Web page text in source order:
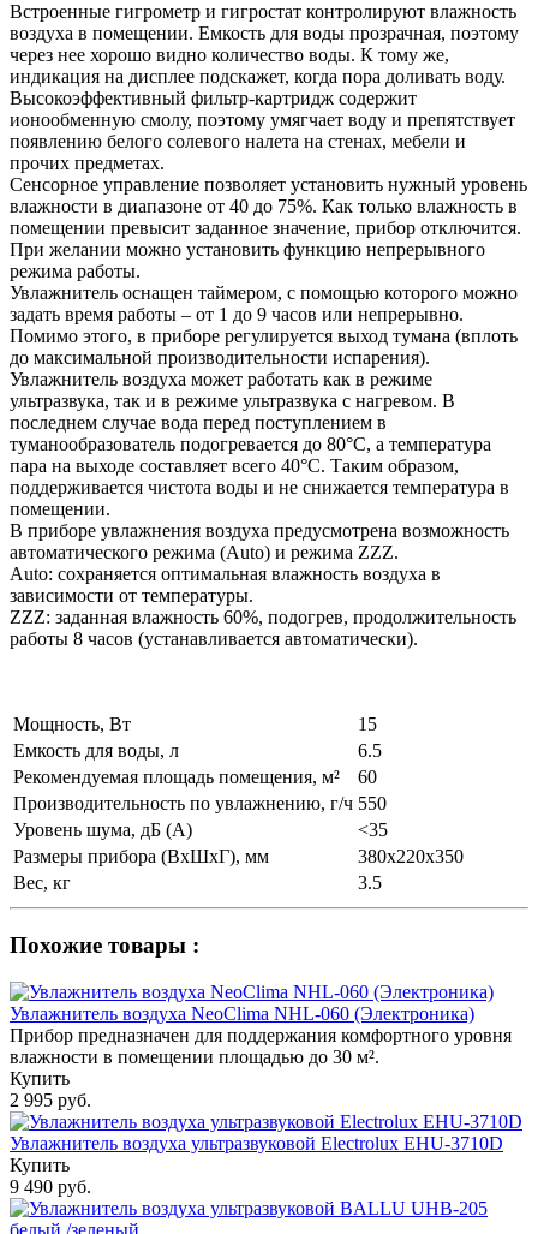
Встроенные гигрометр и гигростат контролируют влажность
воздуха в помещении. Емкость для воды прозрачная, поэтому
через нее хорошо видно количество воды. К тому же,
индикация на дисплее подскажет, когда пора доливать воду.
Высокоэффективный фильтр-картридж содержит
ионообменную смолу, поэтому умягчает воду и препятствует
появлению белого солевого налета на стенах, мебели и
прочих предметах.
Сенсорное управление позволяет установить нужный уровень
влажности в диапазоне от 40 до 75%. Как только влажность в
помещении превысит заданное значение, прибор отключится.
При желании можно установить функцию непрерывного
режима работы.
Увлажнитель оснащен таймером, с помощью которого можно
задать время работы – от 1 до 9 часов или непрерывно.
Помимо этого, в приборе регулируется выход тумана (вплоть
до максимальной производительности испарения).
Увлажнитель воздуха может работать как в режиме
ультразвука, так и в режиме ультразвука с нагревом. В
последнем случае вода перед поступлением в
туманообразователь подогревается до 80°С, а температура
пара на выходе составляет всего 40°С. Таким образом,
поддерживается чистота воды и не снижается температура в
помещении.
В приборе увлажнения воздуха предусмотрена возможность
автоматического режима (Auto) и режима ZZZ.
Auto: сохраняется оптимальная влажность воздуха в
зависимости от температуры.
ZZZ: заданная влажность 60%, подогрев, продолжительность
работы 8 часов (устанавливается автоматически).
Мощность, Вт
15
Емкость для воды, л
6.5
Рекомендуемая площадь помещения, м²
60
Производительность по увлажнению, г/ч 550
Уровень шума, дБ (А)
<35
Размеры прибора (ВхШхГ), мм
380x220x350
Вес, кг
3.5
Похожие товары :
Увлажнитель воздуха NeoClima NHL-060 (Электроника)
Прибор предназначен для поддержания комфортного уровня
влажности в помещении площадью до 30 м².
Купить
2 995 руб.
Увлажнитель воздуха ультразвуковой Electrolux EHU-3710D
Купить
9 490 руб.